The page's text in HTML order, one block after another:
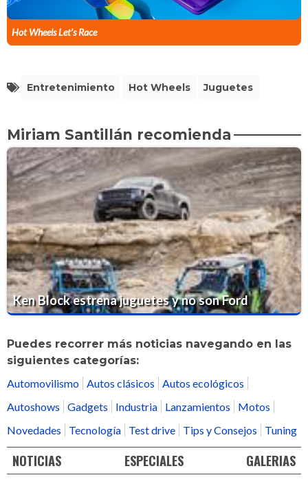
Hot Wheels Let’s Race
Entretenimiento Hot Wheels Juguetes
Miriam Santillán recomienda
Ken Block estrena juguetes y no son Ford
Puedes recorrer más noticias navegando en las
siguientes categorías:
Automovilismo
Autos clásicos
Autos ecológicos
Autoshows
Gadgets Industria Lanzamientos
Motos
Novedades
Tecnología Test drive Tips y Consejos Tuning
NOTICIAS ESPECIALES GALERIAS